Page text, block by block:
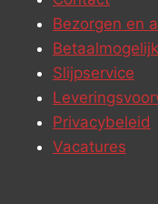
Bezorgen en
Slijpservice
Privacybeleid
Vacatures